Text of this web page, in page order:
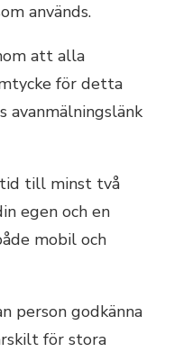
används.
att alla
för detta
avanmälningslänk
till minst två
egen och en
mobil och
person godkänna
för stora